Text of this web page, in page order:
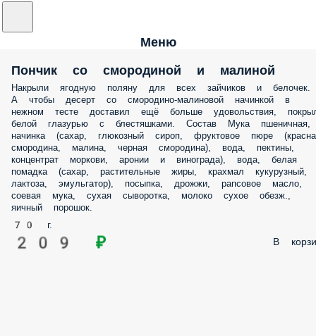
Меню
Пончик со смородиной и малиной
Накрыли ягодную поляну для всех зайчиков и белочек.
А чтобы десерт со смородино-малиновой начинкой в
нежном тесте доставил ещё больше удовольствия,
белой глазурью с блестяшками. Состав Мука пшеничная,
начинка (сахар, глюкозный сироп, фруктовое пюре
смородина, малина, черная смородина), вода, пектины,
концентрат моркови, аронии и винограда), вода, белая
помадка (сахар, растительные жиры, крахмал кукурузный,
лактоза, эмульгатор), посыпка, дрожжи, рапсовое масло,
соевая мука, сухая сыворотка, молоко сухое обезж.,
яичный порошок.
70 г.
209 ₽ В